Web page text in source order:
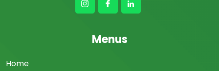
Menus
Home